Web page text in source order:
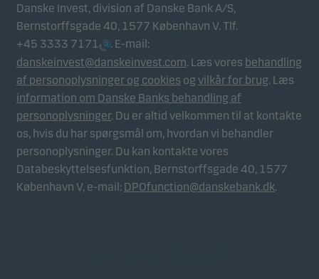
Danske Invest, division af Danske Bank A/S,
Bernstorffsgade 40, 1577 København V. Tlf.
+45 3333 7171
. E-mail:
danskeinvest@danskeinvest.com. Læs vores behandling
af personoplysninger og cookies og vilkår for brug. Læs
information om Danske Banks behandling af
personoplysninger. Du er altid velkommen til at kontakte
os, hvis du har spørgsmål om, hvordan vi behandler
personoplysninger. Du kan kontakte vores
Databeskyttelsesfunktion, Bernstorffsgade 40, 1577
København V, e-mail: DPOfunction@danskebank.dk.